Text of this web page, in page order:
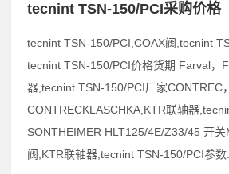
tecnint TSN-150/PCI采购价格
tecnint TSN-150/PCI,COAX阀,tecnint
tecnint TSN-150/PCI价格货期 Farval，
器,tecnint TSN-150/PCI厂家CONTREC，
CONTRECKLASCHKA,KTR联轴器
SONTHEIMER HLT125/4E/Z33/45 开
阀,KTR联轴器,tecnint TSN-150/PCI参数...